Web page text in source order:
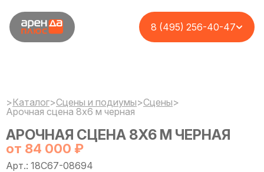
8 (495) 256-40-47
>Каталог>Сцены и подиумы>Сцены>
Арочная сцена 8x6 м черная
АРОЧНАЯ СЦЕНА 8X6 М ЧЕРНАЯ
от 84 000 ₽
Арт.: 18C67-08694